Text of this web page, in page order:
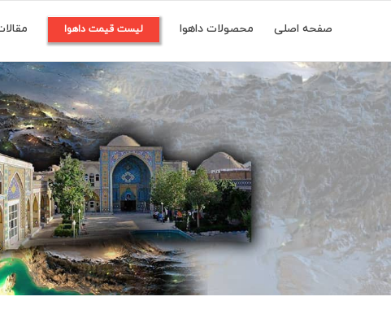
content
صفحه اصلی محصولات داهوا لیست قیمت داهوا